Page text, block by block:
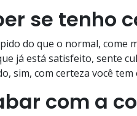
se tenho
do que o normal,
já está satisfeito, sente
sim, com certeza você
com a